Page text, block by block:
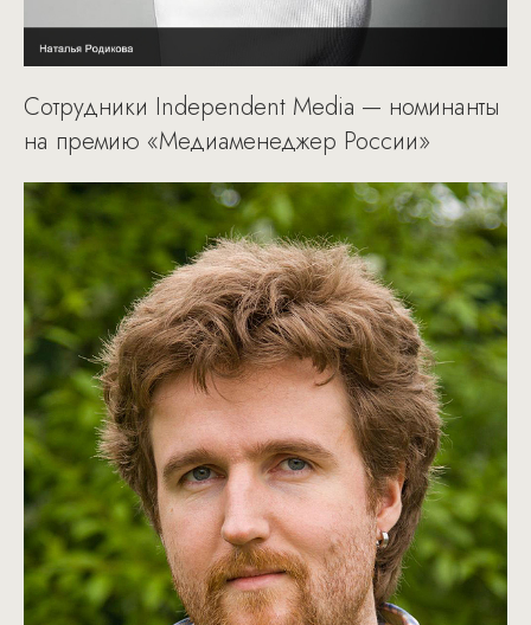
Сотрудники Independent Media — номинанты
на премию «Медиаменеджер России»